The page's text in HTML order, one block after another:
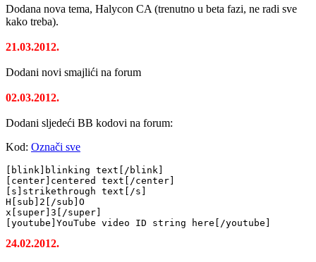
Dodana nova tema, Halycon CA (trenutno u beta fazi, ne radi sve
kako treba).
21.03.2012.
Dodani novi smajlići na forum
02.03.2012.
Dodani sljedeći BB kodovi na forum:
Kod: Označi sve
[blink]blinking text[/blink]
[center]centered text[/center]
[s]strikethrough text[/s]
H[sub]2[/sub]O
x[super]3[/super]
[youtube]YouTube video ID string here[/youtube]
24.02.2012.